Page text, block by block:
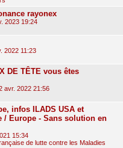
rayonex
2023 19:24
2022 11:23
DE TÊTE vous êtes
avr. 2022 21:56
infos ILADS USA et
/ Europe - Sans solution en
15:34
de lutte contre les Maladies